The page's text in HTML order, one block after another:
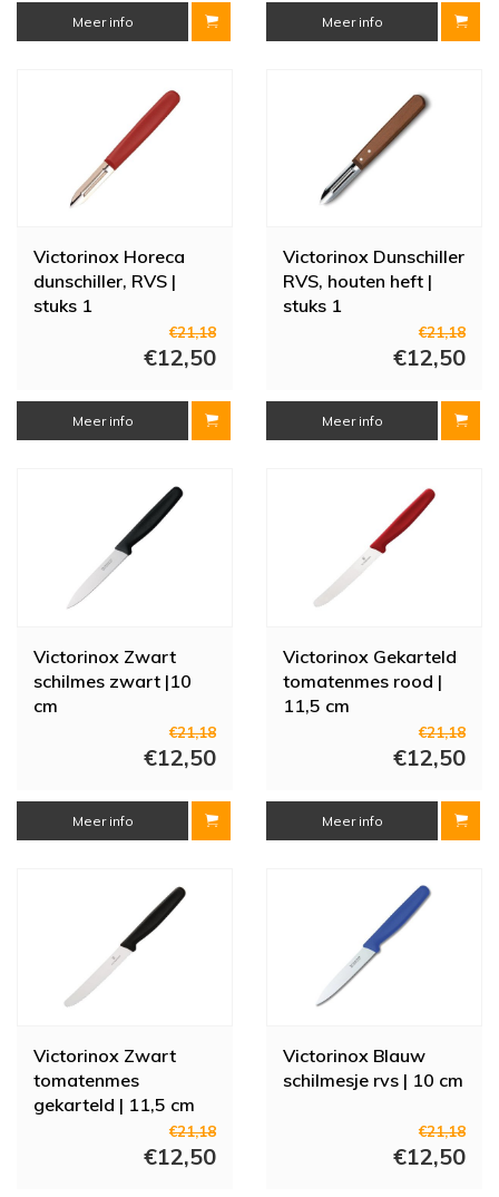
Meer info Meer info
Victorinox Horeca
dunschiller, RVS |
stuks 1
€21,18
€12,50
Meer info
Victorinox Dunschiller
RVS, houten heft |
stuks 1
€21,18
€12,50
Meer info
Victorinox Zwart
schilmes zwart |10
cm
€21,18
€12,50
Meer info
Victorinox Gekarteld
tomatenmes rood |
11,5 cm
€21,18
€12,50
Meer info
Victorinox Zwart
tomatenmes
gekarteld | 11,5 cm
€21,18
€12,50
Victorinox Blauw
schilmesje rvs | 10 cm
€21,18
€12,50